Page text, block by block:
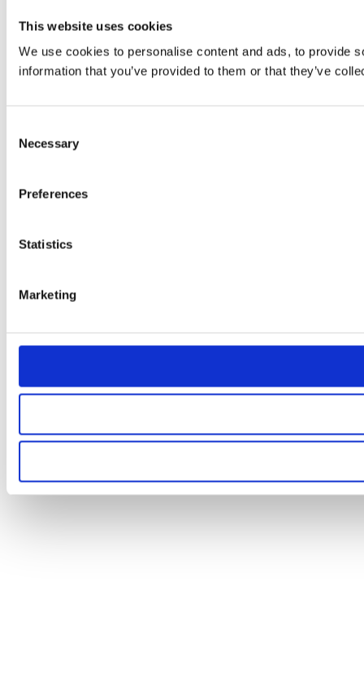
This website uses cookies
We use cookies to personalise content and ads, to provide
information that you’ve provided to them or that they’ve
Selection
Necessary
Preferences
Statistics
Marketing